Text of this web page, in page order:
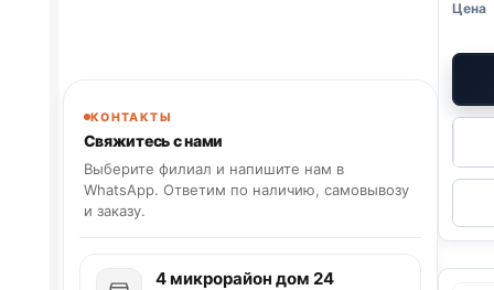
КОНТАКТЫ
Свяжитесь с нами
Выберите филиал и напишите нам в
WhatsApp. Ответим по наличию, самовывозу
и заказу.
4 микрорайон дом 24